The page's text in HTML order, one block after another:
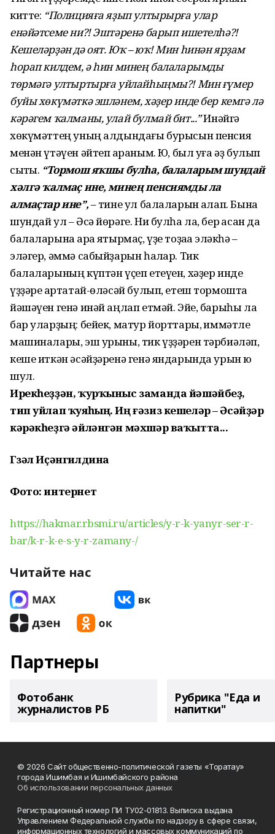
китте: “Полицияға яҙып ултырырға улар
енәйәтсеме ни?! Эштәренә барып ишетелһә?!
Кешеләрҙән дә оят. Юҡ – юҡ! Мин һинән ярҙам
һорап килдем, ә һин минең балаларымды
төрмәгә ултыртырға уйлайһыңмы?! Мин ғүмер
буйы хөкүмәткә эшләнем, хәҙер инде бер кемгә лә
кәрәгем ҡалманы, улай булмай бит...”Инәйгә
хөкүмәттең уның алдындағы бурысын пенсия
менән үтәүен әйтеп ҡараным. Юҡ, был уға әҙ булып
сыҡты. “Тормош яҡшы булһа, балаларым шундай
хәлгә ҡалмаҫ ине, минең пенсиямды ла
алмаҫтар ине”,– тине ул балаларын аҡлап. Бына
шундай ул – Әсә йөрәге. Ни булһа ла, бер ҡасан да
балаларына ҡара яҡтырмаҫ, үҙе тоҙаҡҡа эләкһә –
эләгер, әммә сабыйҙарын һаҡлар. Тик
балаларының күптән үҫеп етеүен, хәҙер инде
үҙҙәре ҡартатай-өләсәй булып, етеш тормошта
йәшәүен генә инәй аңлап етмәй. Эйе, барыһы ла
бар уларҙың: бейек, матур йорттары, ҡиммәтле
машиналары, эш урыны, тик үҙҙәрен тәрбиәләп,
кеше иткән әсәйҙәренә генә яндарында урын юҡ
шул.
Ирекһеҙҙән, ҡурҡыныс заманда йәшәйбеҙ,
тип уйлап ҡуяһың. Иң ғәзиз кешеләр – Әсәйҙәр
кәрәкһеҙгә әйләнгән мәхшәр ваҡытта...
Гүзәл Иҫәнгилдина
Фото: интернет
https://hakmar.rbsmi.ru/articles/y-r-k-yanyr-ser-r-
bar/k-r-k-e-s-y-r-zamany-/
Читайте нас
Партнеры
Фотобанк
журналистов РБ
Рубрика "Еда и
напитки"
© 2026 Сайт общественно-политической газеты «Торатау»
города Ишимбая и Ишимбайского района
Об использовании персональных данных
Регистрационный номер ПИ ТУ02-01813. Выписка выдана
Управлением Федеральной службы по надзору в сфере связи,
информационных технологий и массовых коммуникаций по